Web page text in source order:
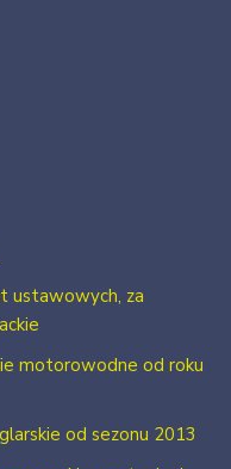
ustawowych, za
motorowodne od roku
od sezonu 2013